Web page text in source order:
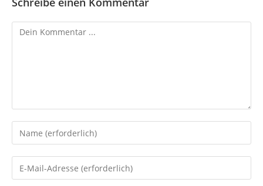
Kommentieren
Gib
deinen
Namen
oder
Gib
deine